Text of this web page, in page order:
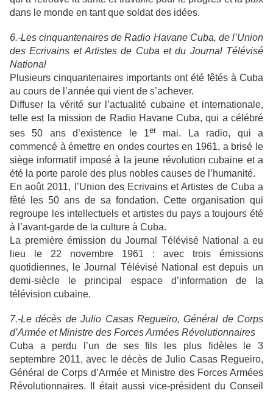
dans le monde en tant que soldat des idées.
6.-Les cinquantenaires de Radio Havane Cuba, de l’Union
des Ecrivains et Artistes de Cuba et du Journal Télévisé
National
Plusieurs cinquantenaires importants ont été fêtés à Cuba
au cours de l’année qui vient de s’achever.
Diffuser la vérité sur l’actualité cubaine et internationale,
telle est la mission de Radio Havane Cuba, qui a célébré
ses 50 ans d’existence le 1er mai. La radio, qui a
commencé à émettre en ondes courtes en 1961, a brisé le
siège informatif imposé à la jeune révolution cubaine et a
été la porte parole des plus nobles causes de l’humanité.
En août 2011, l’Union des Ecrivains et Artistes de Cuba a
fêté les 50 ans de sa fondation. Cette organisation qui
regroupe les intellectuels et artistes du pays a toujours été
à l’avant-garde de la culture à Cuba.
La première émission du Journal Télévisé National a eu
lieu le 22 novembre 1961 : avec trois émissions
quotidiennes, le Journal Télévisé National est depuis un
demi-siècle le principal espace d’information de la
télévision cubaine.
7.-Le décès de Julio Casas Regueiro, Général de Corps
d’Armée et Ministre des Forces Armées Révolutionnaires
Cuba a perdu l’un de ses fils les plus fidèles le 3
septembre 2011, avec le décès de Julio Casas Regueiro,
Général de Corps d’Armée et Ministre des Forces Armées
Révolutionnaires. Il était aussi vice-président du Conseil